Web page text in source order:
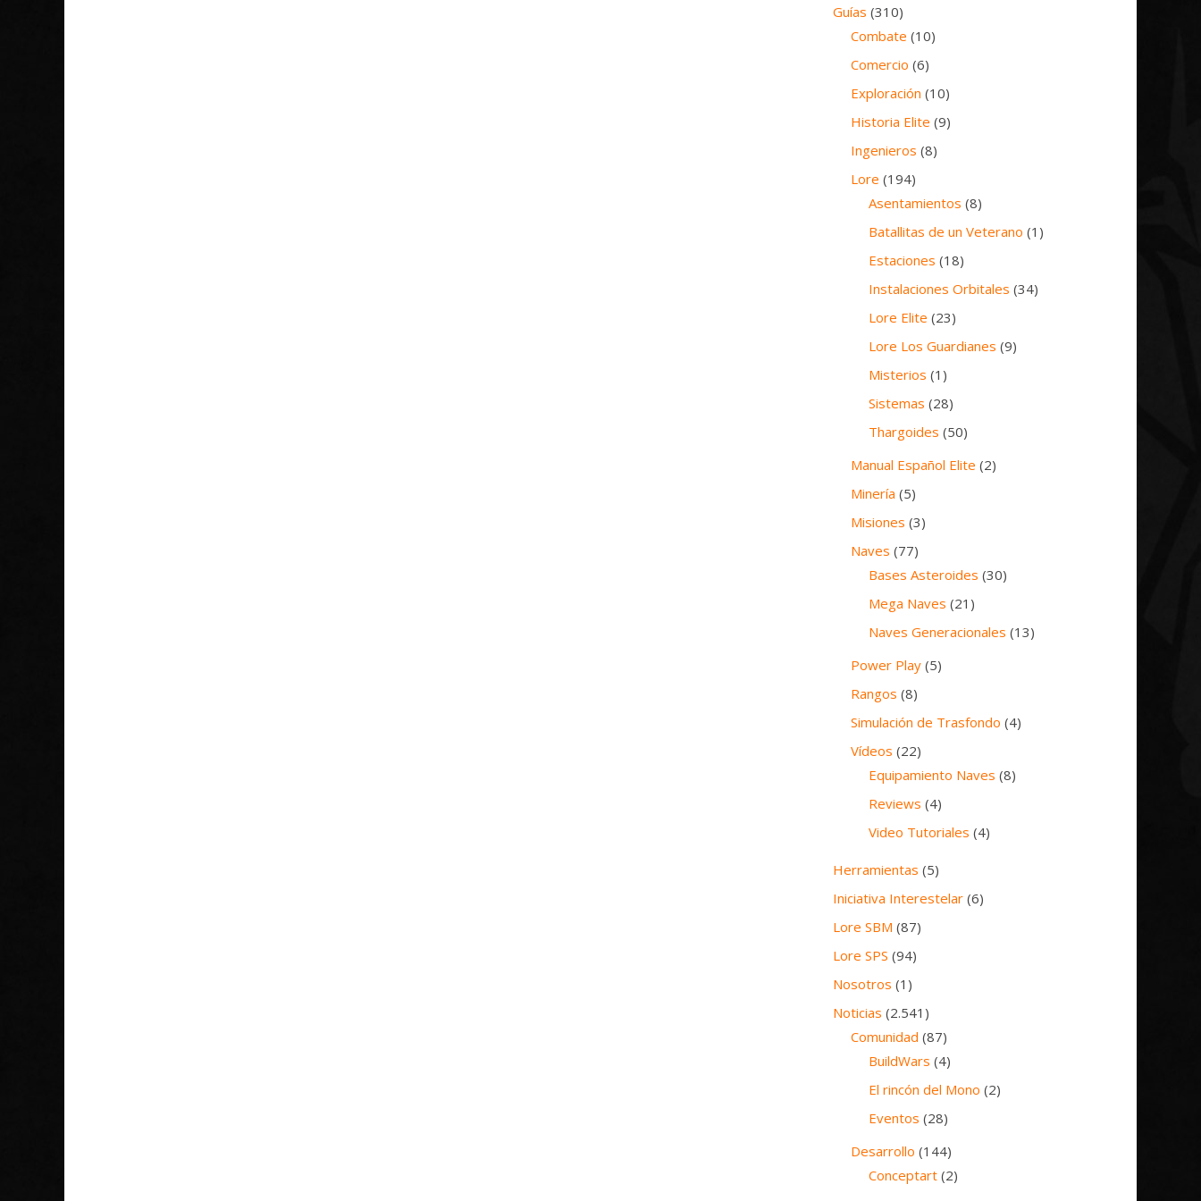
Guías (310)
Combate (10)
Comercio (6)
Exploración (10)
Historia Elite (9)
Ingenieros (8)
Lore (194)
Asentamientos (8)
Batallitas de un Veterano (1)
Estaciones (18)
Instalaciones Orbitales (34)
Lore Elite (23)
Lore Los Guardianes (9)
Misterios (1)
Sistemas (28)
Thargoides (50)
Manual Español Elite (2)
Minería (5)
Misiones (3)
Naves (77)
Bases Asteroides (30)
Mega Naves (21)
Naves Generacionales (13)
Power Play (5)
Rangos (8)
Simulación de Trasfondo (4)
Vídeos (22)
Equipamiento Naves (8)
Reviews (4)
Video Tutoriales (4)
Herramientas (5)
Iniciativa Interestelar (6)
Lore SBM (87)
Lore SPS (94)
Nosotros (1)
Noticias (2.541)
Comunidad (87)
BuildWars (4)
El rincón del Mono (2)
Eventos (28)
Desarrollo (144)
Conceptart (2)